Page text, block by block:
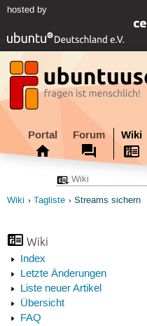
hosted by
Portal Forum Wiki
Wiki Tagliste Streams sichern
Wiki
Index
Letzte Änderungen
Liste neuer Artikel
Übersicht
FAQ